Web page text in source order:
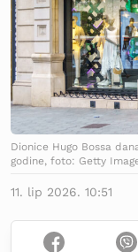
Dionice Hugo Bossa
godine, foto: Getty
11. lip 2026. 10:51